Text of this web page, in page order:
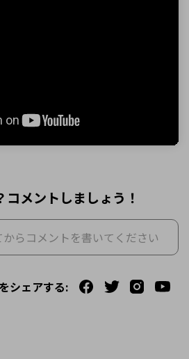
メントしましょう！
からコメントを書いてください
シェアする: